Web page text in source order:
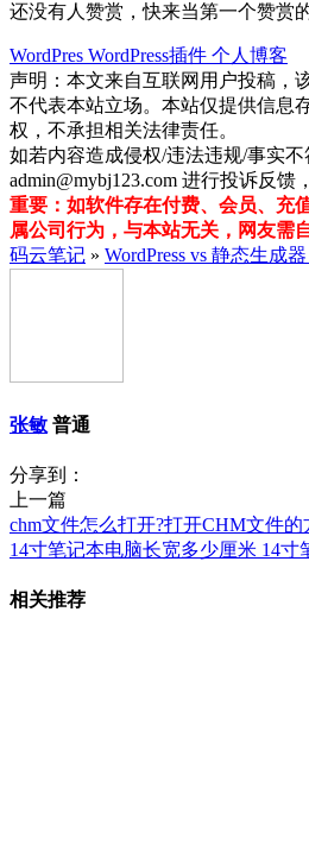
还没有人赞赏，快来当第一个赞赏
WordPres WordPress插件 个人博客
声明：本文来自互联网用户投稿，
不代表本站立场。本站仅提供信息
权，不承担相关法律责任。
如若内容造成侵权/违法违规/事实
admin@mybj123.com 进行投诉反馈
重要：如软件存在付费、会员、充
属公司行为，与本站无关，网友需
码云笔记 » WordPress vs 静态生成
张敏 普通
分享到：
上一篇
chm文件怎么打开?打开CHM文件的
14寸笔记本电脑长宽多少厘米 14寸
相关推荐